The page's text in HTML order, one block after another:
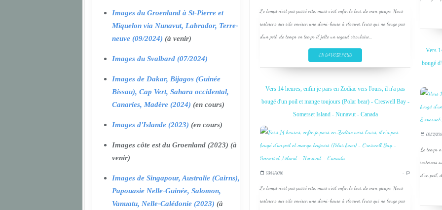
Le temps n'est pas passé vite, mais c'est enfin le tour de mon groupe. Nous
resterons sur site environ une demi-heure à observer l'ours qui ne bouge pas
d'un poil, de temps en temps il jette un regard circulaire...
EN SAVOIR PLUS
Vers
bougé
03/12/
Le temps
resterons
d'un poil,
Vers 14 heures, enfin je pars en Zodiac vers l'ours, il n'a pas
bougé d'un poil et mange toujours (Polar bear) - Creswell Bay -
Somerset Island - Nunavut - Canada
03/12/2016 …
Le temps n'est pas passé vite, mais c'est enfin le tour de mon groupe. Nous
resterons sur site environ une demi-heure à observer l'ours qui ne bouge pas
Images du Groenland à St-Pierre et
Miquelon via Nunavut, Labrador, Terre-
neuve (09/2024) (à venir)
Images du Svalbard (07/2024)
Images de Dakar, Bijagos (Guinée
Bissau), Cap Vert, Sahara occidental,
Canaries, Madère (2024) (en cours)
Images d'Islande (2023) (en cours)
Images côte est du Groenland (2023) (à
venir)
Images de Singapour, Australie (Cairns),
Papouasie Nelle-Guinée, Salomon,
Vanuatu, Nelle-Calédonie (2023) (à